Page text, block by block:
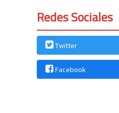
Redes Sociales
Twitter
Facebook